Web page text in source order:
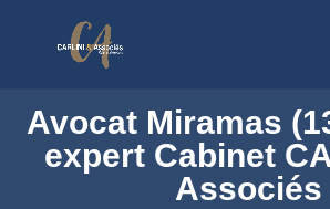
Avocat Miramas
expert Cabinet
Associés